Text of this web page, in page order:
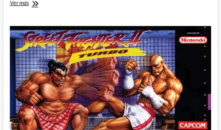
Ver másAkuma
fin
de
la
era
Street
Fighter
II:
Treinta
años
de
Street
Fighter